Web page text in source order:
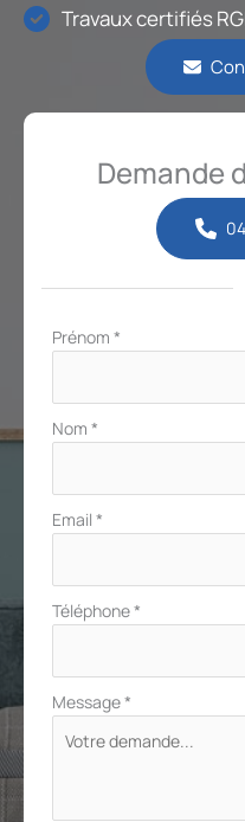
Travaux certifiés
Demande
Formulaire
Prénom *
Nom *
Email *
Téléphone*
Message*